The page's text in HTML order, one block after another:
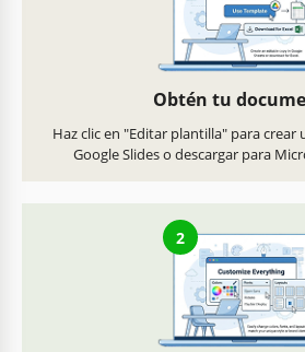
Obtén tu
Haz clic en "Editar plantilla" para crear
Google Slides o descargar para
2